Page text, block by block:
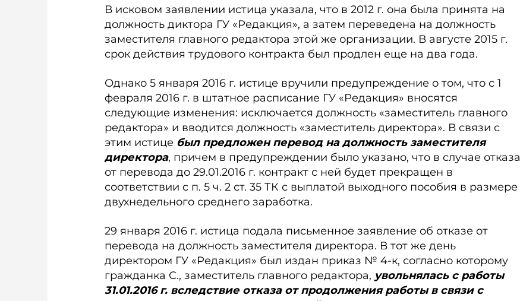
В исковом заявлении истица указала, что в 2012 г. она была принята на
должность диктора ГУ «Редакция», а затем переведена на должность
заместителя главного редактора этой же организации. В августе 2015 г.
срок действия трудового контракта был продлен еще на два года.
Однако 5 января 2016 г. истице вручили предупреждение о том, что с 1
февраля 2016 г. в штатное расписание ГУ «Редакция» вносятся
следующие изменения: исключается должность «заместитель главного
редактора» и вводится должность «заместитель директора». В связи с
этим истице был предложен перевод на должность заместителя
директора, причем в предупреждении было указано, что в случае отказа
от перевода до 29.01.2016 г. контракт с ней будет прекращен в
соответствии с п. 5 ч. 2 ст. 35 ТК с выплатой выходного пособия в размере
двухнедельного среднего заработка.
29 января 2016 г. истица подала письменное заявление об отказе от
перевода на должность заместителя директора. В тот же день
директором ГУ «Редакция» был издан приказ № 4-к, согласно которому
гражданка С., заместитель главного редактора, увольнялась с работы
31.01.2016 г. вследствие отказа от продолжения работы в связи с